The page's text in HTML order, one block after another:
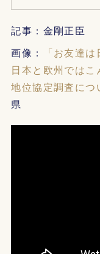
記事：金剛正臣
画像：
「お友達
日本と欧州ではこ
地位協定調査につ
県